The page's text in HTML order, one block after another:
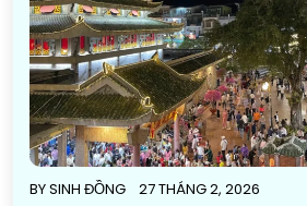
BYSINH ĐỒNG 27 THÁNG 2, 2026